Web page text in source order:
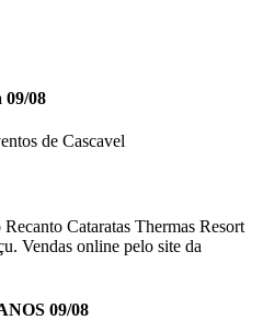
08
de Cascavel
Cataratas Thermas Resort
Vendas online pelo site da
09/08